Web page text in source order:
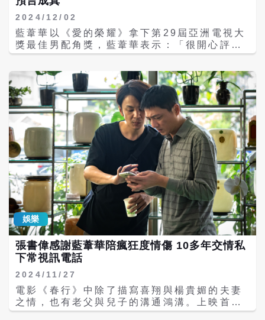
爆料，侯怡君運動神經太好，一場楚宣要潑他
水的戲，沒想到侯怡君竟然閃過，兩人打架抓
頭髮的戲，楚宣也一直抓不到她頭髮，侯怡君
自嘲：「我就是動作快，吃飯快、上廁所也
青，身上都是傷，藍葦華說，看到侯怡君受
傷，她也是說：「沒關係，再來！」等拍完戲
再處理傷口，讓他印象深刻。侯怡君解釋，就
因為蕭大陸是她老公，更不敢耽誤劇組時間，
免得被說有特殊待遇。而回家蕭大陸見她傷勢
也沒多說什麼，還冷靜說：「妳自己不會保護
好自己。」一旁楚宣幫緩頰，被問到有沒有幫
忙擦藥，只見侯怡君冷笑，給了「怎麼可能」
的表情。 侯怡君劇中和藍葦華演兄妹，兩人為
了躲避仇家跳海，結果拍攝當天大寒流，大家
站上去約兩層樓高的橋上，發現雙腳都在發
抖。侯怡君爆料，前一天她拍跳樓戲，藍葦華
才跟侯怡君說：「不用怕，哥哥保護妳。」結
果隔天換他跳海，侯怡君發現拍了半小時還沒
結束，心才發現藍葦華根本不敢跳，一直在發
抖。藍葦華說，這也是第一次聽到導演喊5、
4、3、2，「發現自己真的跨不出去。」而他
分享侯怡君事前有教他要尿尿在防寒衣裡面，
他一開始以為是開完笑，沒想到是真的有用，
變得溫暖許多。 眾人也爆料倪齊民私下超爆
笑，常害大家笑場，一場侯怡君跟楚宣的打架
2024/12/02
藍葦華以《愛的榮耀》拿下第29屆亞洲電視大
獎最佳男配角獎，藍葦華表示：「很開心評審
看到台灣八點檔戲劇的努力，也謝謝戲裡蔡家
熱情跟初衷，面對接下來的每一部戲劇。謝謝
亞洲電視大獎，真的愛的榮耀、好運來了！」
而劇中飾演藍葦華女兒的王瞳，因所屬的霸氣
樂團受邀擔任此次頒獎典禮的表演嘉賓，在得
知藍葦華獲獎瞬間，王瞳興奮地衝上台，高
喊：「爸爸得獎了！」這溫馨的一幕感動全
場，也讓藍葦華感到無比驕傲。王瞳以搖滾女
神造型，與霸氣樂團受邀參加第29屆亞洲電視
大獎，在印尼雅加達表演。霸氣樂團5位成員
于浩威、王瞳、樂咖、阿修羅、小頭一踏上紅
毯，造型不同以往，王瞳透露，這次團員特別
為印尼的熱帶風情量身打造造型，她這次也大
膽嘗試了厚唇妝容，王瞳笑說：「這次在雅加
達梳化時，造型師幫我嘗試了厚唇妝，我沒想
到自己也能駕馭這樣的造型。」 王瞳透露，出
發前她曾信心滿滿地對藍葦華說：「快準備得
獎感言，因為你一定會得獎！我要幫你上台領
她表示：「很榮幸這次可以代表爸爸領獎，也
很開心霸氣樂團可以站上這麼重要的頒獎典禮
娛樂
張書偉感謝藍葦華陪瘋狂度情傷 10多年交情私
下常視訊電話
2024/11/27
電影《春行》中除了描寫喜翔與楊貴媚的夫妻
之情，也有老父與兒子的溝通鴻溝。上映首周
票房突破100萬，不少觀眾直呼相當真實，看